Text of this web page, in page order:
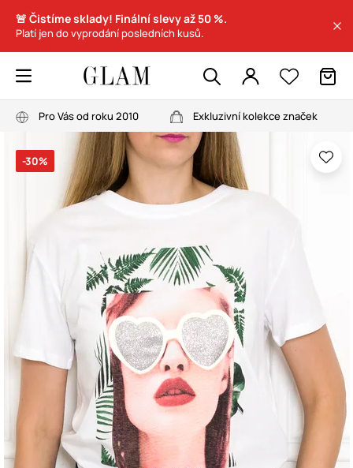
🚨 Čistíme sklady! Finální slevy až 50 %.
Platí jen do vyprodání posledních kusů.
Pro Vás od roku 2010 Exkluzivní kolekce značek
-30%